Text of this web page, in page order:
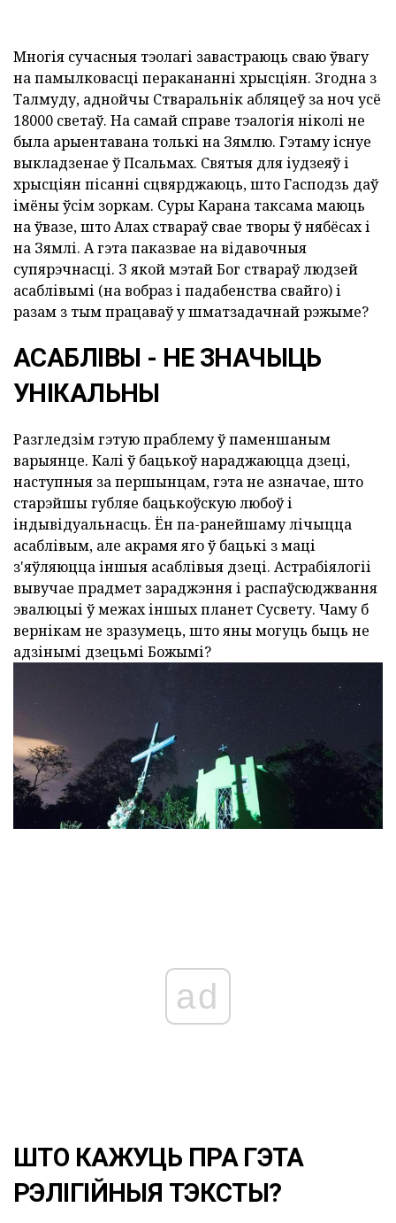
Многія сучасныя тэолагі завастраюць сваю ўвагу
на памылковасці перакананні хрысціян. Згодна з
Талмуду, аднойчы Стваральнік абляцеў за ноч усё
18000 светаў. На самай справе тэалогія ніколі не
была арыентавана толькі на Зямлю. Гэтаму існуе
выкладзенае ў Псальмах. Святыя для іудзеяў і
хрысціян пісанні сцвярджаюць, што Гасподзь даў
імёны ўсім зоркам. Суры Карана таксама маюць
на ўвазе, што Алах ствараў свае творы ў нябёсах і
на Зямлі. А гэта паказвае на відавочныя
супярэчнасці. З якой мэтай Бог ствараў людзей
асаблівымі (на вобраз і падабенства свайго) і
разам з тым працаваў у шматзадачнай рэжыме?
АСАБЛІВЫ - НЕ ЗНАЧЫЦЬ
УНІКАЛЬНЫ
Разгледзім гэтую праблему ў паменшаным
варыянце. Калі ў бацькоў нараджаюцца дзеці,
наступныя за першынцам, гэта не азначае, што
старэйшы губляе бацькоўскую любоў і
індывідуальнасць. Ён па-ранейшаму лічыцца
асаблівым, але акрамя яго ў бацькі з маці
з'яўляюцца іншыя асаблівыя дзеці. Астрабіялогіі
вывучае прадмет зараджэння і распаўсюджвання
эвалюцыі ў межах іншых планет Сусвету. Чаму б
вернікам не зразумець, што яны могуць быць не
адзінымі дзецьмі Божымі?
ad
ШТО КАЖУЦЬ ПРА ГЭТА
РЭЛІГІЙНЫЯ ТЭКСТЫ?